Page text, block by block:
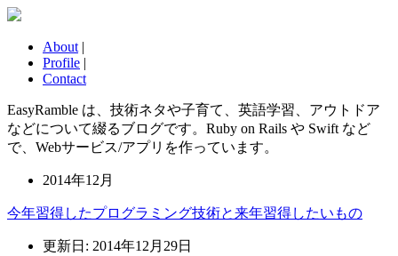
About |
Profile |
Contact
EasyRamble は、技術ネタや子育て、英語学習、アウトドア
などについて綴るブログです。Ruby on Rails や Swift など
で、Webサービス/アプリを作っています。
2014年12月
今年習得したプログラミング技術と来年習得したいもの
更新日: 2014年12月29日